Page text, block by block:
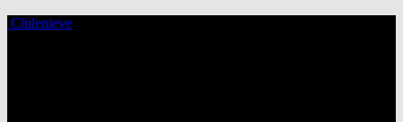
Chilenieve